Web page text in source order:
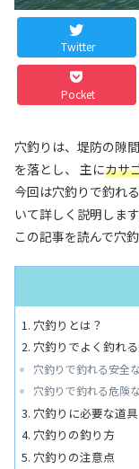
Twitter
Pocket
穴釣りは、堤防の隙
を落とし、 主にカサ
今回は穴釣りで釣れる
いて詳しく説明します
この記事を読んで穴
穴釣りとは？
穴釣りでよく釣れ
穴釣りで釣れる安全
穴釣りで釣れる危険
穴釣りに必要な道具
穴釣りの釣り方
穴釣りの注意点